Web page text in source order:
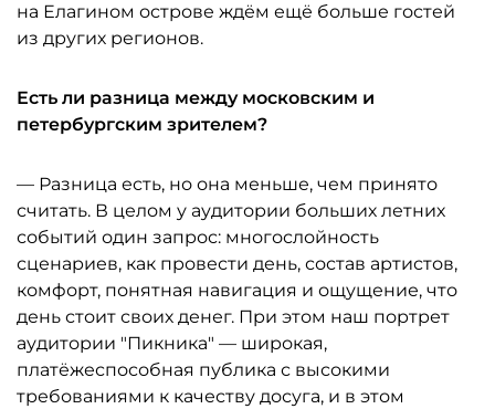
на Елагином острове ждём ещё больше гостей
из других регионов.
Есть ли разница между московским и
петербургским зрителем?
— Разница есть, но она меньше, чем принято
считать. В целом у аудитории больших летних
событий один запрос: многослойность
сценариев, как провести день, состав артистов,
комфорт, понятная навигация и ощущение, что
день стоит своих денег. При этом наш портрет
аудитории "Пикника" — широкая,
платёжеспособная публика с высокими
требованиями к качеству досуга, и в этом